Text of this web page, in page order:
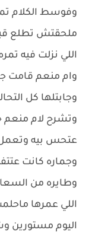
وفوسط الكلام
ملحقتش تطلع
اللي نزلت فيه
وام منعم قامت
وجابتلها كل
وتشرح لام منعم
عتحس بيه وتعمل
وجماره كانت
وطايره من
اللي عمرها
اليوم مستورين